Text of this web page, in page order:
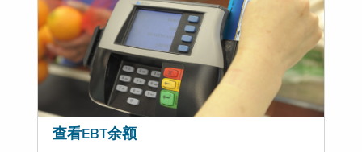
查看EBT余额